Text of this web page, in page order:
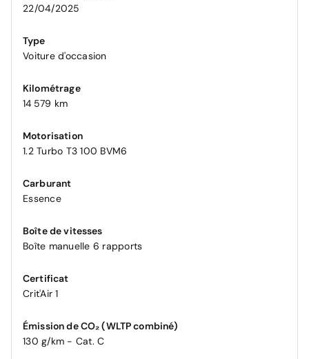
22/04/2025
Type
Voiture d'occasion
Kilométrage
14 579 km
Motorisation
1.2 Turbo T3 100 BVM6
Carburant
Essence
Boîte de vitesses
Boîte manuelle 6 rapports
Certificat
Crit'Air 1
Émission de CO₂ (WLTP combiné)
130 g/km - Cat. C